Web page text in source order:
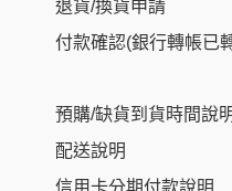
退貨/換貨申請
付款確認(銀行轉帳已
預購/缺貨到貨時間說
配送說明
信用卡分期付款說明